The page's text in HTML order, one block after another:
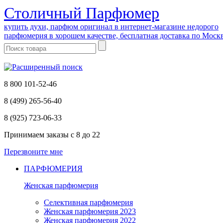
Cтоличный Парфюмер
купить духи, парфюм оригинал в интернет-магазине недорого
парфюмерия в хорошем качестве, бесплатная доставка по
8 800 101-52-46
8 (499) 265-56-40
8 (925) 723-06-33
Принимаем заказы с 8 до 22
Перезвоните мне
ПАРФЮМЕРИЯ
Женская парфюмерия
Селективная парфюмерия
Женская парфюмерия 2023
Женская парфюмерия 2022